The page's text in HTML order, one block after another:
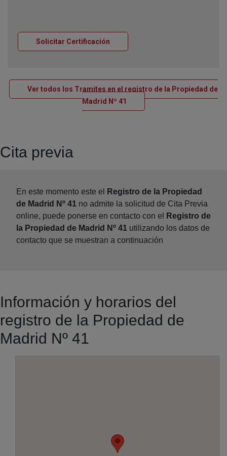
Solicitar Certificación
Ver todos los Tramites en el registro de la Propiedad de
Madrid Nº 41
Ventana nueva
Cita previa
En este momento este el
Registro de la Propiedad
de Madrid Nº 41 no admite la solicitud de Cita Previa
online, puede ponerse en contacto con el
Registro de
la Propiedad de Madrid Nº 41 utilizando los datos de
contacto que se muestran a continuación
Información y horarios del
registro de la Propiedad de
Madrid Nº 41